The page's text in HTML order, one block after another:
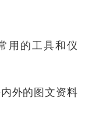
用的工具和仪
外的图文资料